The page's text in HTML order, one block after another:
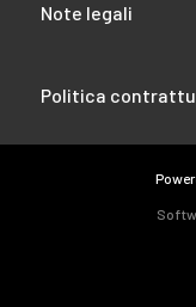
Note legali
Politica